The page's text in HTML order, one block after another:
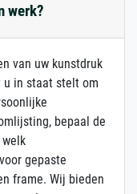
werk?
van uw kunstdruk
in staat stelt om
bepaal de
gepaste
frame. Wij bieden